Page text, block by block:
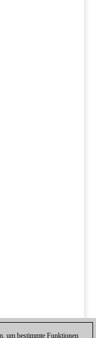
um bestimmte Funktionen